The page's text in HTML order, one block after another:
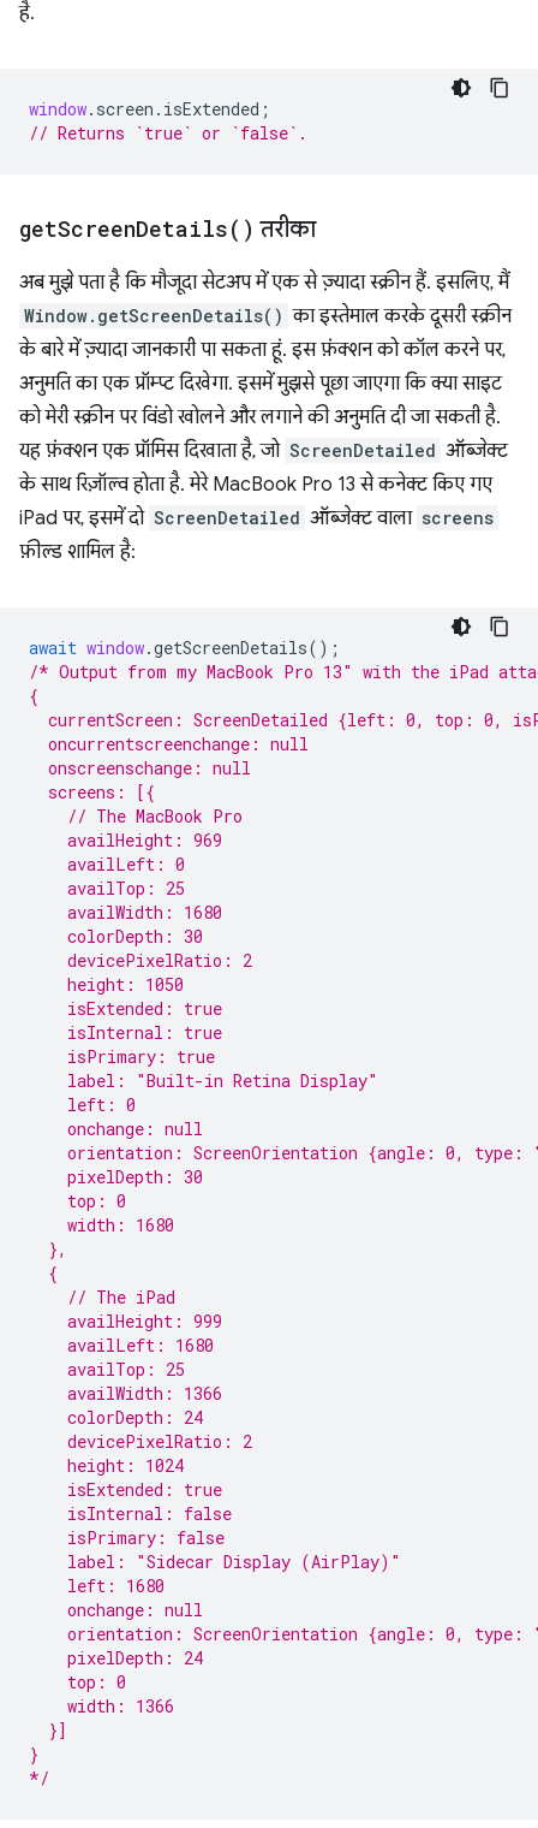
है.
window. screen . isExtended ;
// Returns `true` or `false`.
getScreenDetails( ) तरीका
अब मुझे पता है कि मौजूदा सेटअप में एक से ज़्यादा स्क्रीन हैं. इसलिए, मैं
Window.getScreenDetails() का इस्तेमाल करके दूसरी स्क्रीन
के बारे में ज़्यादा जानकारी पा सकता हूं. इस फ़ंक्शन को कॉल करने पर,
अनुमति का एक प्रॉम्प्ट दिखेगा. इसमें मुझसे पूछा जाएगा कि क्या साइट
को मेरी स्क्रीन पर विंडो खोलने और लगाने की अनुमति दी जा सकती है.
यह फ़ंक्शन एक प्रॉमिस दिखाता है, जो ScreenDetailed ऑब्जेक्ट
के साथ रिज़ॉल्व होता है. मेरे MacBook Pro 13 से कनेक्ट किए गए
iPad पर, इसमें दो ScreenDetailed ऑब्जेक्ट वाला screens
फ़ील्ड शामिल है:
await window.getScreenDetails();
/* Output from my MacBook Pro 13″ with the iPad
{
currentScreen: ScreenDetailed {left: 0, top: 0,
  oncurrentscreenchange: null
  onscreenschange: null
  screens: [{
    // The MacBook Pro
    availHeight: 969
    availLeft: 0
    availTop: 25
    availWidth: 1680
    colorDepth: 30
    devicePixelRatio: 2
    height: 1050
    isExtended: true
    isInternal: true
    isPrimary: true
    label: "Built-in Retina Display"
    left: 0
    onchange: null
orientation: ScreenOrientation {angle: 0, type:
    pixelDepth: 30
    top: 0
    width: 1680
  },
  {
    // The iPad
    availHeight: 999
    availLeft: 1680
    availTop: 25
    availWidth: 1366
    colorDepth: 24
    devicePixelRatio: 2
    height: 1024
    isExtended: true
    isInternal: false
    isPrimary: false
    label: "Sidecar Display (AirPlay)"
    left: 1680
    onchange: null
orientation: ScreenOrientation {angle: 0, type:
    pixelDepth: 24
    top: 0
    width: 1366
  }]
}
*/